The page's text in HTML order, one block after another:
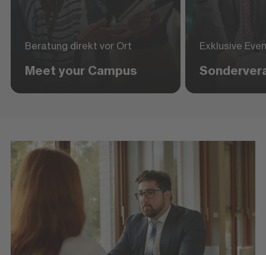
Beratung direkt vor Ort
Meet your Campus
Exklusive